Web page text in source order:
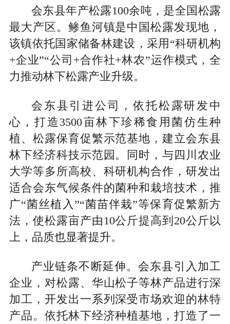
会东县年产松露100余吨，是全国松露
最大产区。鲹鱼河镇是中国松露发现地，
该镇依托国家储备林建设，采用“科研机构
+企业”“公司+合作社+林农”运作模式，全
力推动林下松露产业升级。
会东县引进公司，依托松露研发中
心，打造3500亩林下珍稀食用菌仿生种
植、松露保育促繁示范基地，建立会东县
林下经济科技示范园。同时，与四川农业
大学等多所高校、科研机构合作，研发出
适合会东气候条件的菌种和栽培技术，推
广“菌丝植入”“菌苗伴栽”等保育促繁新方
法，使松露亩产由10公斤提高到20公斤以
上，品质也显著提升。
产业链条不断延伸。会东县引入加工
企业，对松露、华山松子等林产品进行深
加工，开发出一系列深受市场欢迎的林特
产品。依托林下经济种植基地，打造了一